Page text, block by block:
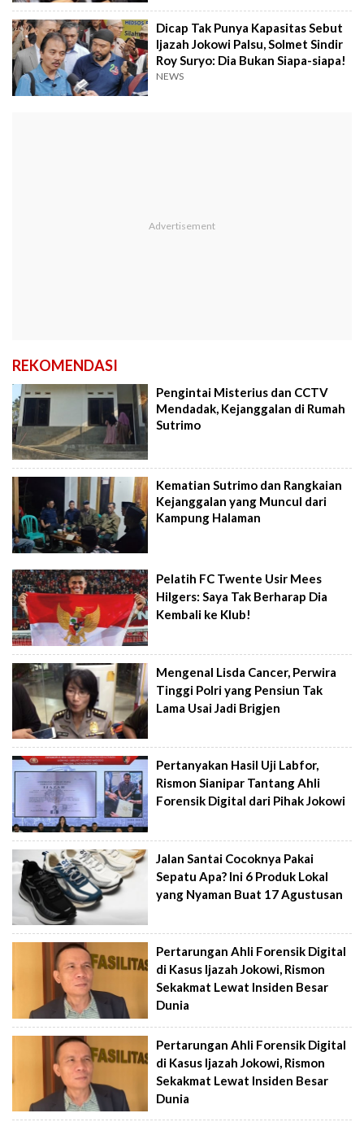
Dicap Tak Punya Kapasitas Sebut
Ijazah Jokowi Palsu, Solmet Sindir
Roy Suryo: Dia Bukan Siapa-siapa!
NEWS
REKOMENDASI
Pengintai Misterius dan CCTV
Mendadak, Kejanggalan di Rumah
Sutrimo
Kematian Sutrimo dan Rangkaian
Kejanggalan yang Muncul dari
Kampung Halaman
Pelatih FC Twente Usir Mees
Hilgers: Saya Tak Berharap Dia
Kembali ke Klub!
Mengenal Lisda Cancer, Perwira
Tinggi Polri yang Pensiun Tak
Lama Usai Jadi Brigjen
Pertanyakan Hasil Uji Labfor,
Rismon Sianipar Tantang Ahli
Forensik Digital dari Pihak Jokowi
Jalan Santai Cocoknya Pakai
Sepatu Apa? Ini 6 Produk Lokal
yang Nyaman Buat 17 Agustusan
Pertarungan Ahli Forensik Digital
di Kasus Ijazah Jokowi, Rismon
Sekakmat Lewat Insiden Besar
Dunia
Pertarungan Ahli Forensik Digital
di Kasus Ijazah Jokowi, Rismon
Sekakmat Lewat Insiden Besar
Dunia